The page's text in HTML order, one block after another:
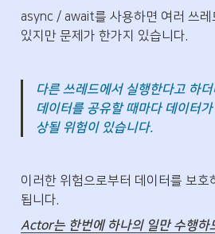
async / await를 사용하면 여러 쓰레
있지만 문제가 한가지 있습니다.
다른 쓰레드에서 실행한다고 하
데이터를 공유할 때마다 데이터
상될 위험이 있습니다.
이러한 위험으로부터 데이터를 보호
됩니다.
Actor는 한번에 하나의 일만 수행하